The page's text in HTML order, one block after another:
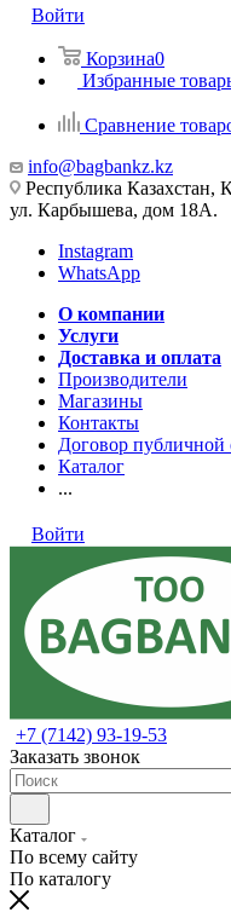
Войти
Корзина0
Избранные
Сравнение
info@bagbankz.kz
Республика Казахстан,
ул. Карбышева, дом 18А.
Instagram
WhatsApp
О компании
Услуги
Доставка и оплата
Производители
Магазины
Контакты
Договор публичной
Каталог
...
Войти
+7 (7142) 93-19-53
Заказать звонок
Каталог
По всему сайту
По каталогу